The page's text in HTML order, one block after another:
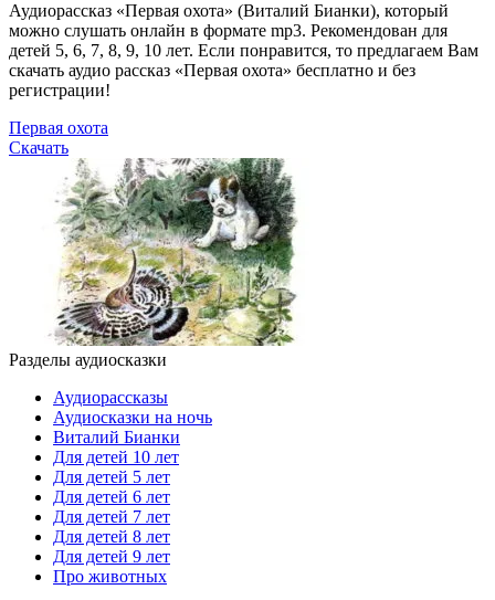
Аудиорассказ «Первая охота» (Виталий Бианки), который
можно слушать онлайн в формате mp3. Рекомендован для
детей 5, 6, 7, 8, 9, 10 лет. Если понравится, то предлагаем Вам
скачать аудио рассказ «Первая охота» бесплатно и без
регистрации!
Первая охота
Скачать
Разделы аудиосказки
Аудиорассказы
Аудиосказки на ночь
Виталий Бианки
Для детей 10 лет
Для детей 5 лет
Для детей 6 лет
Для детей 7 лет
Для детей 8 лет
Для детей 9 лет
Про животных